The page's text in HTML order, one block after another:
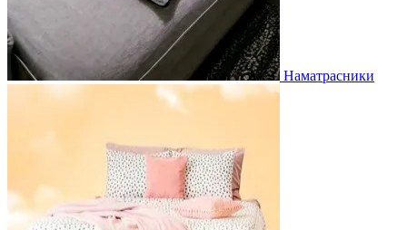
Наматрасники